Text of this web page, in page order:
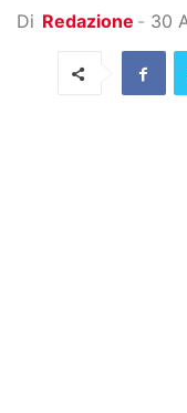
Di Redazione - 30